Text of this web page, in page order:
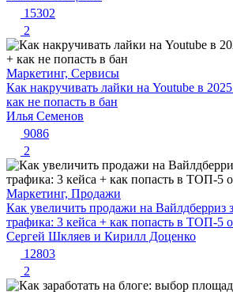
15302
2
Маркетинг, Сервисы
Как накручивать лайки на Youtube в
как не попасть в бан
Илья Семенов
9086
2
Маркетинг, Продажи
Как увеличить продажи на Вайлдберриз
трафика: 3 кейса + как попасть в ТОП-5
Сергей Шкляев и Кирилл Доценко
12803
2